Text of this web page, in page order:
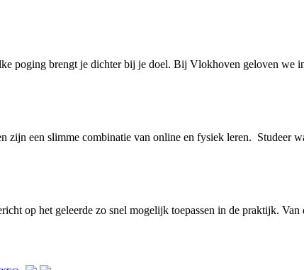
poging brengt je dichter bij je doel. Bij Vlokhoven geloven we
een slimme combinatie van online en fysiek leren. Studeer
op het geleerde zo snel mogelijk toepassen in de praktijk.